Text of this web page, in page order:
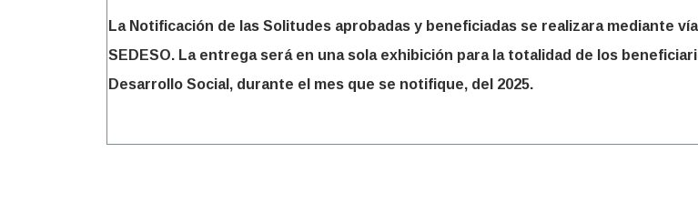
La Notificación de las Solitudes aprobadas y beneficiadas se realizara mediante
SEDESO. La entrega será en una sola exhibición para la totalidad de los
Desarrollo Social, durante el mes que se notifique, del 2025.